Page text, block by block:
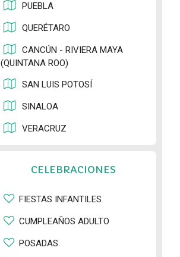
PUEBLA
QUERÉTARO
CANCÚN - RIVIERA MAYA
(QUINTANA ROO)
SAN LUIS POTOSÍ
SINALOA
VERACRUZ
CELEBRACIONES
FIESTAS INFANTILES
CUMPLEAÑOS ADULTO
POSADAS